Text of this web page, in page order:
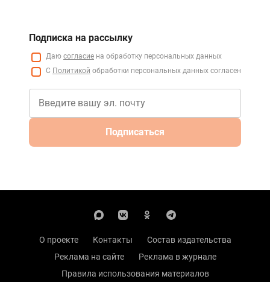
Подписка на рассылку
Даю согласие на обработку персональных данных
С Политикой обработки персональных данных согласен
Подписаться
О проекте Контакты
Состав издательства
Реклама на сайте
Реклама в журнале
Правила использования материалов